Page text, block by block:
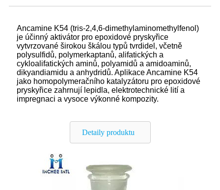
Ancamine K54 (tris-2,4,6-dimethylaminomethylfenol)
je účinný aktivátor pro epoxidové pryskyřice
vytvrzované širokou škálou typů tvrdidel, včetně
polysulfidů, polymerkaptanů, alifatických a
cykloalifatických aminů, polyamidů a amidoaminů,
dikyandiamidu a anhydridů. Aplikace Ancamine K54
jako homopolymeračního katalyzátoru pro epoxidové
pryskyřice zahrnují lepidla, elektrotechnické lití a
impregnaci a vysoce výkonné kompozity.
Detaily produktu